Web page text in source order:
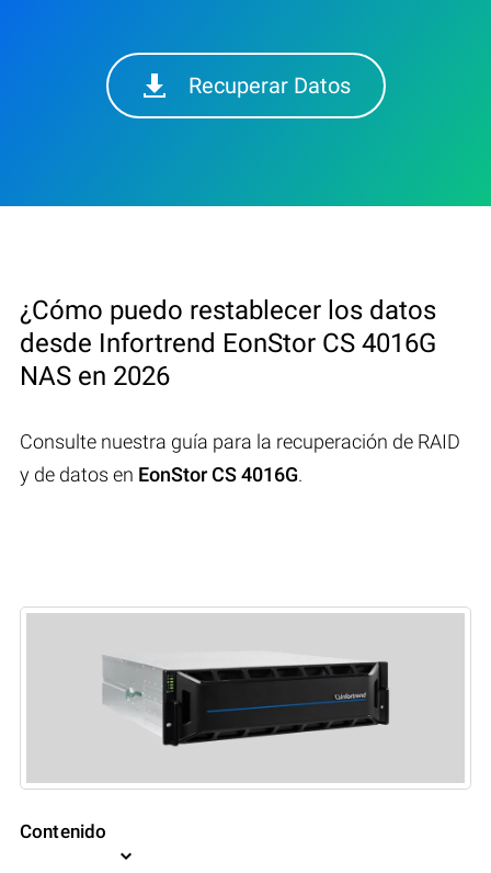
Recuperar Datos
¿Cómo puedo restablecer los datos
desde Infortrend EonStor CS 4016G
NAS en 2026
Consulte nuestra guía para la recuperación de RAID
y de datos en EonStor CS 4016G.
Contenido